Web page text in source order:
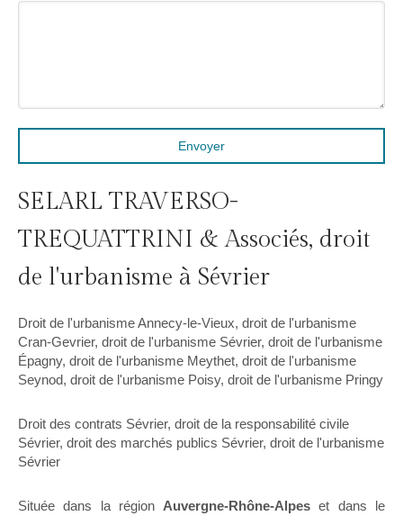
Envoyer
SELARL TRAVERSO-
TREQUATTRINI & Associés, droit
de l'urbanisme à Sévrier
Droit de l'urbanisme Annecy-le-Vieux, droit de l'urbanisme
Cran-Gevrier, droit de l'urbanisme Sévrier, droit de l'urbanisme
Épagny, droit de l'urbanisme Meythet, droit de l'urbanisme
Seynod, droit de l'urbanisme Poisy, droit de l'urbanisme Pringy
Droit des contrats Sévrier, droit de la responsabilité civile
Sévrier, droit des marchés publics Sévrier, droit de l'urbanisme
Sévrier
Située dans la région Auvergne-Rhône-Alpes et dans le